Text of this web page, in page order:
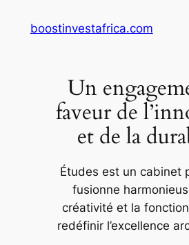
boostinvestafrica.com
Un
faveur de
et de la
Études est un cabinet
fusionne
créativité et la
redéfinir l’excellence